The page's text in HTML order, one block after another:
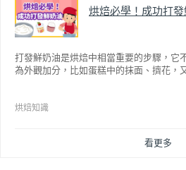
烘焙必學！成功打發
打發鮮奶油是烘焙中相當重要的步驟，它
為外觀加分，比如蛋糕中的抹面、擠花，
烘焙知識
看更多